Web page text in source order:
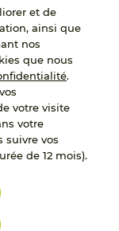
et de
ainsi que
nos
que nous
.
votre visite
votre
suivre vos
de 12 mois).
de service public du
des
Enfance
ressource pour
à l’élaboration de la
des conseils
au
de